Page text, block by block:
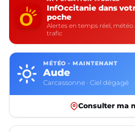
InfOccitanie dans
poche
Alertes en temps réel, météo
trafic
MÉTÉO · MAINTENANT
Aude
Carcassonne · Ciel dégagé
Consulter ma